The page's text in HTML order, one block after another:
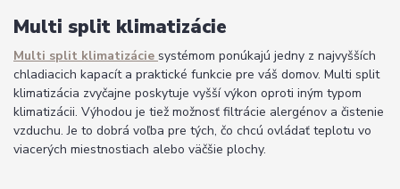
Multi split klimatizácie
Multi split klimatizácie systémom ponúkajú jedny z najvyšších
chladiacich kapacít a praktické funkcie pre váš domov. Multi split
klimatizácia zvyčajne poskytuje vyšší výkon oproti iným typom
klimatizácii. Výhodou je tiež možnosť filtrácie alergénov a čistenie
vzduchu. Je to dobrá voľba pre tých, čo chcú ovládať teplotu vo
viacerých miestnostiach alebo väčšie plochy.